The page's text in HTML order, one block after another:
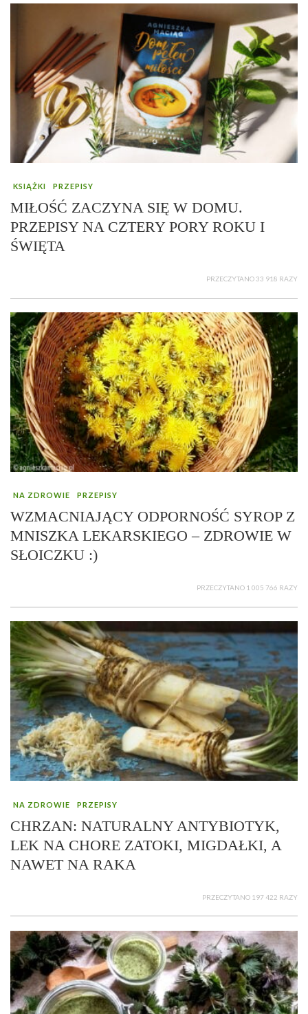
KSIĄŻKI PRZEPISY
MIŁOŚĆ ZACZYNA SIĘ W DOMU.
PRZEPISY NA CZTERY PORY ROKU I
ŚWIĘTA
PRZECZYTANO 33 918 RAZY
NA ZDROWIE PRZEPISY
WZMACNIAJĄCY ODPORNOŚĆ SYROP Z
MNISZKA LEKARSKIEGO – ZDROWIE W
SŁOICZKU :)
PRZECZYTANO 1 005 766 RAZY
NA ZDROWIE PRZEPISY
CHRZAN: NATURALNY ANTYBIOTYK,
LEK NA CHORE ZATOKI, MIGDAŁKI, A
NAWET NA RAKA
PRZECZYTANO 197 422 RAZY